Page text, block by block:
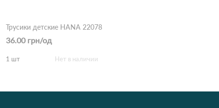
Трусики детские HANA 22078
36.00 грн/од
1 шт Нет в наличии